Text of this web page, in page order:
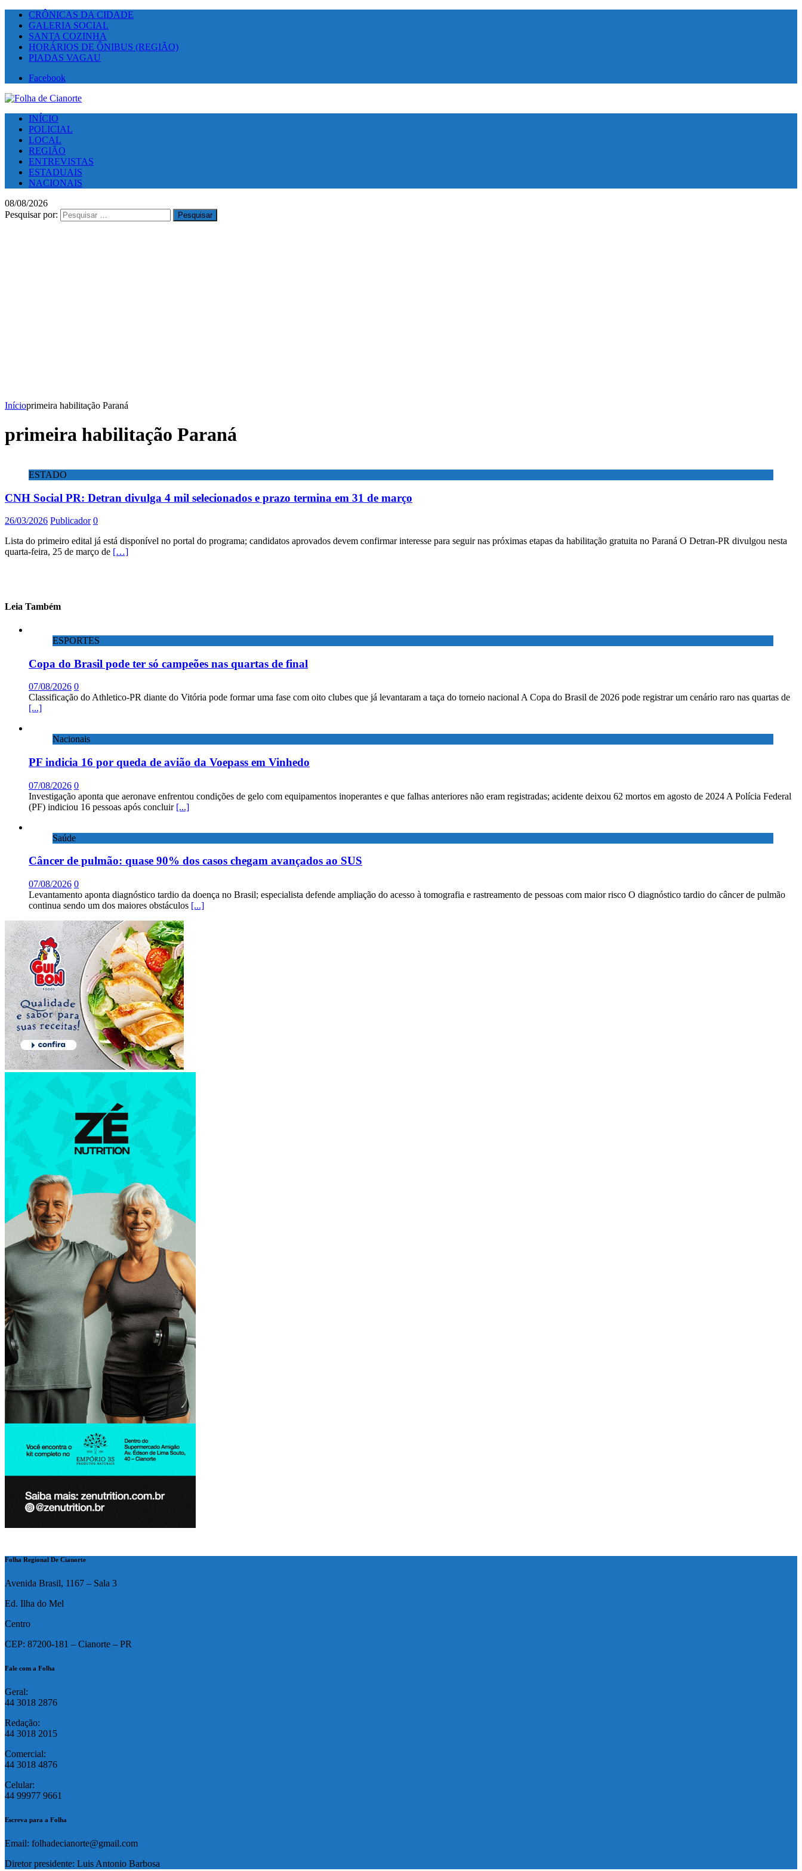
CRÔNICAS DA CIDADE
GALERIA SOCIAL
SANTA COZINHA
HORÁRIOS DE ÔNIBUS (REGIÃO)
PIADAS VAGAU
Facebook
INÍCIO
POLICIAL
LOCAL
REGIÃO
ENTREVISTAS
ESTADUAIS
NACIONAIS
08/08/2026
Pesquisar por:
Inícioprimeira habilitação Paraná
primeira habilitação Paraná
ESTADO
CNH Social PR: Detran divulga 4 mil selecionados e prazo termina em 31 de março
26/03/2026 Publicador 0
Lista do primeiro edital já está disponível no portal do programa; candidatos aprovados devem confirmar interesse para seguir nas próximas etapas da habilitação gratuita no Paraná O Detran-PR divulgou nesta
quarta-feira, 25 de março de […]
Leia Também
ESPORTES
Copa do Brasil pode ter só campeões nas quartas de final
07/08/2026 0
Classificação do Athletico-PR diante do Vitória pode formar uma fase com oito clubes que já levantaram a taça do torneio nacional A Copa do Brasil de 2026 pode registrar um cenário raro nas quartas de
[...]
Nacionais
PF indicia 16 por queda de avião da Voepass em Vinhedo
07/08/2026 0
Investigação aponta que aeronave enfrentou condições de gelo com equipamentos inoperantes e que falhas anteriores não eram registradas; acidente deixou 62 mortos em agosto de 2024 A Polícia Federal
(PF) indiciou 16 pessoas após concluir [...]
Saúde
Câncer de pulmão: quase 90% dos casos chegam avançados ao SUS
07/08/2026 0
Levantamento aponta diagnóstico tardio da doença no Brasil; especialista defende ampliação do acesso à tomografia e rastreamento de pessoas com maior risco O diagnóstico tardio do câncer de pulmão
continua sendo um dos maiores obstáculos [...]
Folha Regional De Cianorte
Avenida Brasil, 1167 – Sala 3
Ed. Ilha do Mel
Centro
CEP: 87200-181 – Cianorte – PR
Fale com a Folha
Geral:
44 3018 2876
Redação:
44 3018 2015
Comercial:
44 3018 4876
Celular:
44 99977 9661
Escreva para a Folha
Email: folhadecianorte@gmail.com
Diretor presidente: Luis Antonio Barbosa